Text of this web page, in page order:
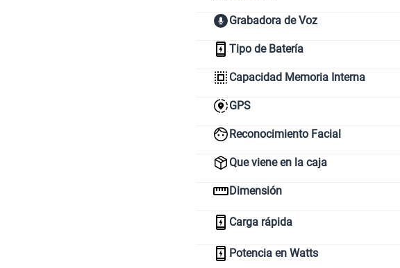
Grabadora de Voz
Tipo de Batería
Capacidad Memoria Interna
GPS
Reconocimiento Facial
Que viene en la caja
Dimensión
Carga rápida
Potencia en Watts